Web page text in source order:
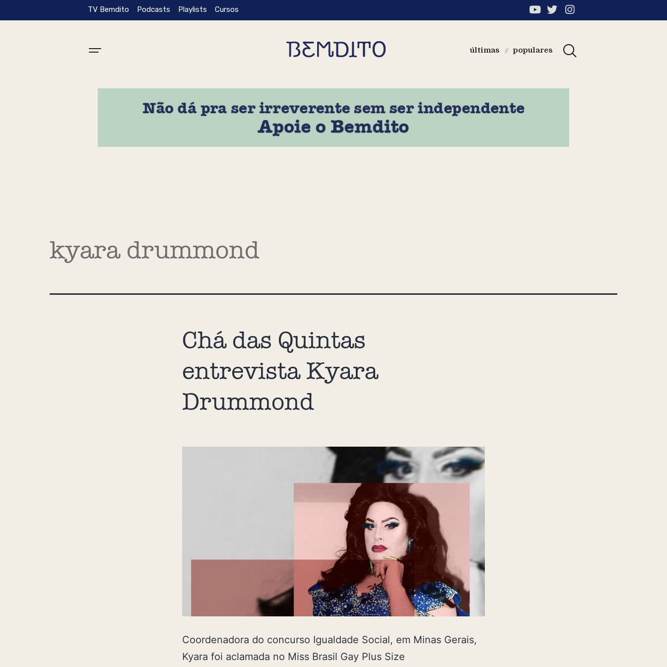
TV Bemdito Podcasts Playlists Cursos
últimas // populares
kyara drummond
Chá das Quintas
entrevista Kyara
Drummond
Coordenadora do concurso Igualdade Social, em Minas Gerais,
Kyara foi aclamada no Miss Brasil Gay Plus Size